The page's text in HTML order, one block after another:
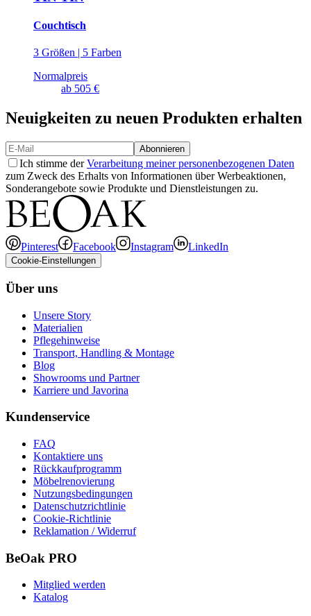
Couchtisch
3 Größen | 5 Farben
Normalpreis
ab 505 €
Neuigkeiten zu neuen Produkten erhalten
Abonnieren
Ich stimme derVerarbeitung meiner personenbezogenen Daten
zum Zweck des Erhalts von Informationen über Werbeaktionen,
Sonderangebote sowie Produkte und Dienstleistungen zu.
Pinterest Facebook Instagram LinkedIn
Cookie-Einstellungen
Über uns
Unsere Story
Materialien
Pflegehinweise
Transport, Handling & Montage
Blog
Showrooms und Partner
Karriere und Javorina
Kundenservice
FAQ
Kontaktiere uns
Rückkaufprogramm
Möbelrenovierung
Nutzungsbedingungen
Datenschutzrichtlinie
Cookie-Richtlinie
Reklamation / Widerruf
BeOak PRO
Mitglied werden
Katalog